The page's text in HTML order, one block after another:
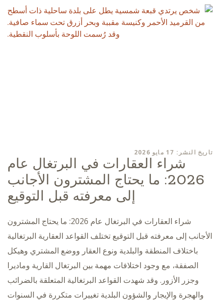
تاريخ النشر: 17 مايو 2026
شراء العقارات في البرتغال عام
2026: ما يحتاج المشترون الأجانب
إلى معرفته قبل التوقيع
شراء العقارات في البرتغال عام 2026: ما يحتاج المشترون
الأجانب إلى معرفته قبل التوقيع تختلف القواعد العقارية البرتغالية
باختلاف المنطقة والبلدية ونوع العقار ووضع المشتري وهيكل
الصفقة، مع وجود اختلافات مهمة بين البرتغال القارية وماديرا
وجزر الأزور. وقد شهدت القواعد البرتغالية المتعلقة بالضرائب
والهجرة والإيجار والشؤون البلدية تغييرات متكررة في السنوات